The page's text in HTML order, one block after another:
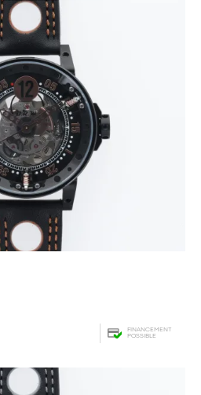
FINANCEMENT
POSSIBLE